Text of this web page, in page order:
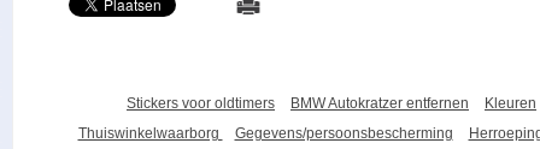
Stickers voor oldtimers BMW Autokratzer entfernen
Kleuren
Thuiswinkelwaarborg
Gegevens/persoonsbescherming